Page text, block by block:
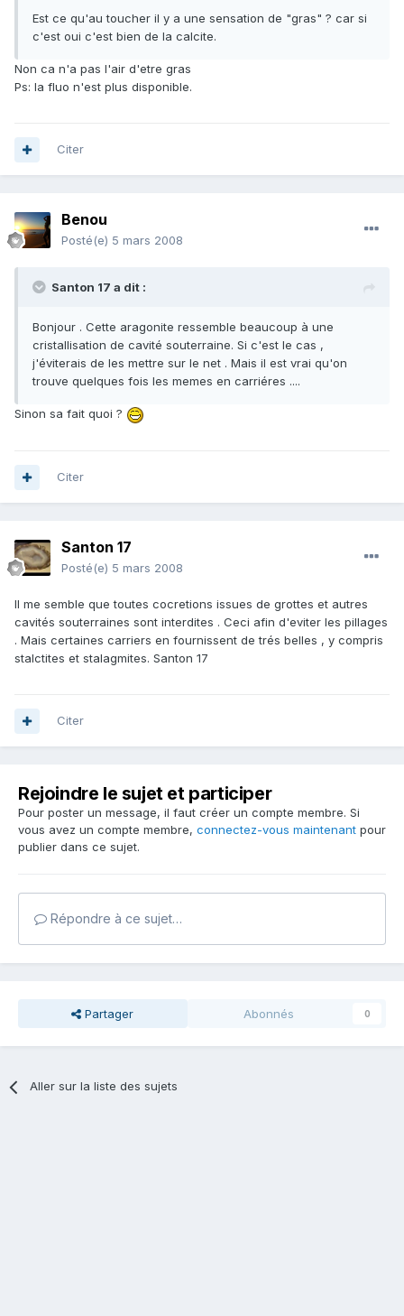
Est ce qu'au toucher il y a une sensation de "gras" ? car si
c'est oui c'est bien de la calcite.
Non ca n'a pas l'air d'etre gras
Ps: la fluo n'est plus disponible.
Citer
Benou
Posté(e) 5 mars 2008
Santon 17 a dit :
Bonjour . Cette aragonite ressemble beaucoup à une
cristallisation de cavité souterraine. Si c'est le cas ,
j'éviterais de les mettre sur le net . Mais il est vrai qu'on
trouve quelques fois les memes en carriéres ....
Sinon sa fait quoi ?
Citer
Santon 17
Posté(e) 5 mars 2008
Il me semble que toutes cocretions issues de grottes et autres
cavités souterraines sont interdites . Ceci afin d'eviter les pillages
. Mais certaines carriers en fournissent de trés belles , y compris
stalctites et stalagmites. Santon 17
Citer
Rejoindre le sujet et participer
Pour poster un message, il faut créer un compte membre. Si
vous avez un compte membre, connectez-vous maintenant pour
publier dans ce sujet.
Répondre à ce sujet…
Partager Abonnés 0
Aller sur la liste des sujets